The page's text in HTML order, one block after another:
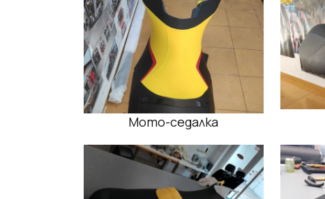
Мото-седалка